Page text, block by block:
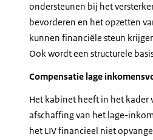
ondersteunen bij het
bevorderen en het opzetten
kunnen financiële steun
Ook wordt een structurele
Compensatie lage
Het kabinet heeft in het kader
afschaffing van het lage-
het LIV financieel niet